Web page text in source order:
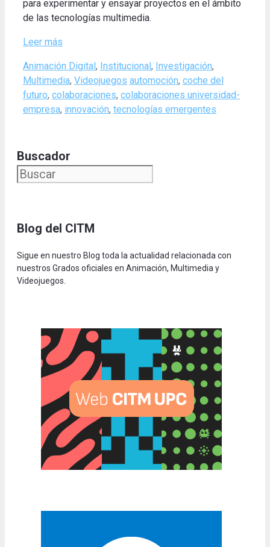
para experimentar y ensayar proyectos en el ámbito
de las tecnologías multimedia.
Leer más
Categories
Animación Digital , Institucional , Investigación,
Multimedia, Videojuegos Tags
automoción, coche del
futuro, colaboraciones, colaboraciones universidad-
empresa, innovación, tecnologías emergentes
Buscador
Blog del CITM
Sigue en nuestro Blog toda la actualidad relacionada con
nuestros Grados oficiales en Animación, Multimedia y
Videojuegos.